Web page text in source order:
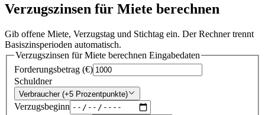
Verzugszinsen für Miete berechnen
Gib offene Miete, Verzugstag und Stichtag ein. Der Rechner trennt
Basiszinsperioden automatisch.
Verzugszinsen für Miete berechnen Eingabedaten
Forderungsbetrag (€)
Schuldner
Verbraucher (+5 Prozentpunkte)
Verzugsbeginn